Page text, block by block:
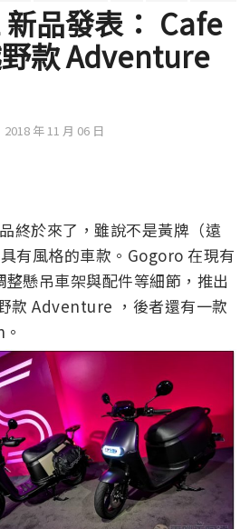
品發表： Cafe
款 Adventure
2018 年 11 月 06 日
終於來了，雖說不是黃牌（遠
有風格的車款。Gogoro 在現有
懸吊車架與配件等細節，推出
款 Adventure ，後者還有一款